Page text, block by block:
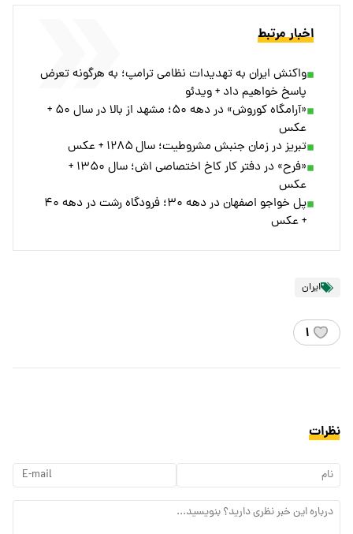
اخبار مرتبط
واکنش ایران به تهدیدات نظامی ترامپ؛ به هرگونه تعرض
پاسخ خواهیم داد + ویدئو
«آرامگاه کوروش» در دهه ۵۰؛ مشهد از بالا در سال ۵۰ +
عکس
تبریز در زمان جنبش مشروطیت؛ سال ۱۲۸۵ + عکس
«فرح» در دفتر کار کاخ اختصاصی اش؛ سال ۱۳۵۰ +
عکس
پل خواجو اصفهان در دهه ۳۰؛ فرودگاه رشت در دهه ۴۰
+ عکس
ایران
۱
نظرات